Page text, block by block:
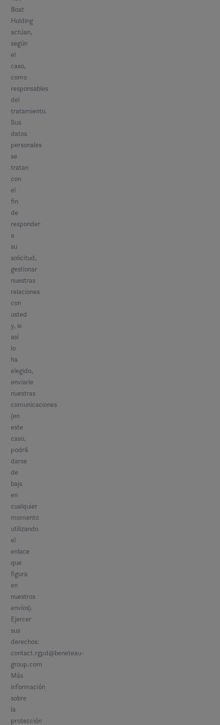
Boat
Holding
actúan,
según
el
caso,
como
responsables
del
tratamiento.
Sus
datos
personales
se
tratan
con
el
fin
de
responder
a
su
solicitud,
gestionar
nuestras
relaciones
con
usted
y, si
así
lo
ha
elegido,
enviarle
nuestras
comunicaciones
(en
este
caso,
podrá
darse
de
baja
en
cualquier
momento
utilizando
el
enlace
que
figura
en
nuestros
envíos).
Ejercer
sus
derechos:
contact.rgpd@beneteau-
group.com
Más
información
sobre
la
protección